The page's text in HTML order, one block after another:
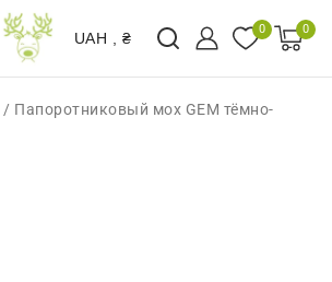
UAH , ₴
0 0
/ Папоротниковый мох GEM тёмно-